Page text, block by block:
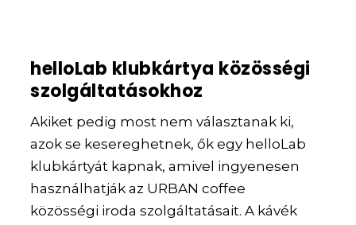
helloLab klubkártya közösségi
szolgáltatásokhoz
Akiket pedig most nem választanak ki,
azok se kesereghetnek, ők egy helloLab
klubkártyát kapnak, amivel ingyenesen
használhatják az URBAN coffee
közösségi iroda szolgáltatásait. A kávék